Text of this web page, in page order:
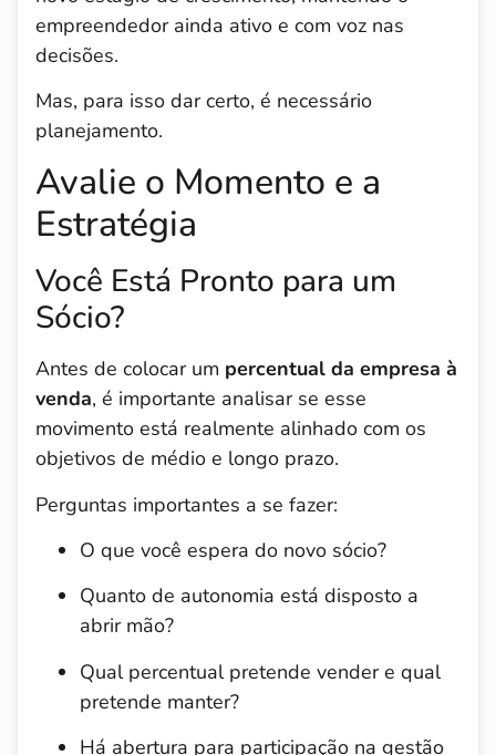
empreendedor ainda ativo e com voz nas
decisões.
Mas, para isso dar certo, é necessário
planejamento.
Avalie o Momento e a
Estratégia
Você Está Pronto para um
Sócio?
Antes de colocar um percentual da empresa à
venda, é importante analisar se esse
movimento está realmente alinhado com os
objetivos de médio e longo prazo.
Perguntas importantes a se fazer:
O que você espera do novo sócio?
Quanto de autonomia está disposto a
abrir mão?
Qual percentual pretende vender e qual
pretende manter?
Há abertura para participação na gestão